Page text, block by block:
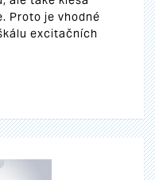
Proto je vhodné
excitačních